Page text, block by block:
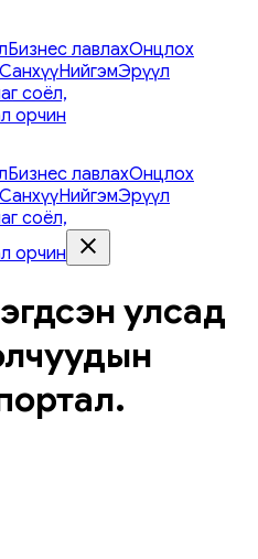
Бизнес лавлахОнцлох
НийгэмЭрүүл
соёл,
орчин
Бизнес лавлахОнцлох
НийгэмЭрүүл
соёл,
орчин
улсад